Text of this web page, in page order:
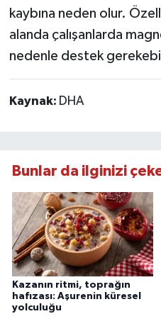
kaybına neden olur.
alanda çalışanlarda
nedenle destek
Kaynak: DHA
Bunlar da ilginizi
Kazanın ritmi, toprağın
hafızası: Aşurenin küresel
yolculuğu